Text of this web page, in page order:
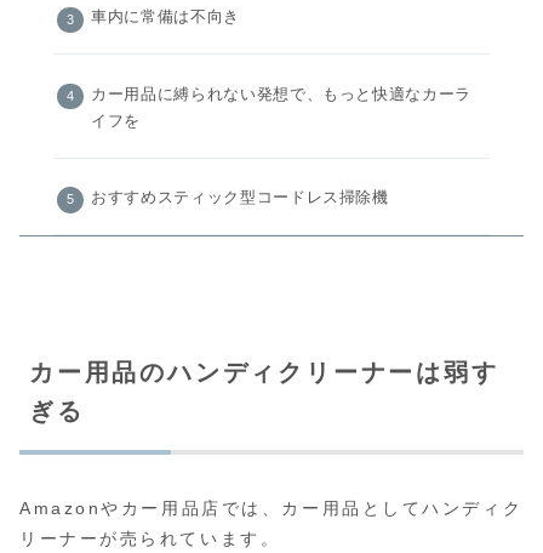
車内に常備は不向き
カー用品に縛られない発想で、もっと快適なカーラ
イフを
おすすめスティック型コードレス掃除機
カー用品のハンディクリーナーは弱す
ぎる
Amazonやカー用品店では、カー用品としてハンディク
リーナーが売られています。